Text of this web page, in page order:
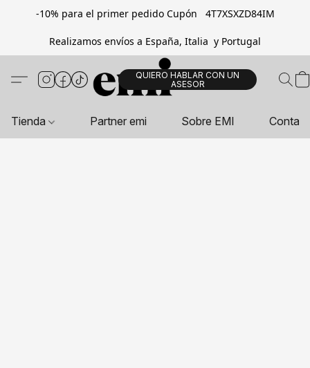
-10% para el primer pedido Cupón 4T7XSXZD84IM
Realizamos envíos a España, Italia y Portugal
QUIERO HABLAR CON UN
ASESOR
Tienda Partner emi Sobre EMI